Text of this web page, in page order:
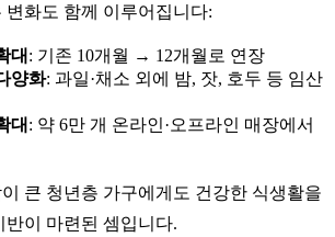
변화도 함께 이루어집니다:
대 : 기존 10개월 → 12개월로 연장
양화: 과일·채소 외에 밤, 잣, 호두 등 임산
대 : 약 6만 개 온라인·오프라인 매장에서
큰 청년층 가구에게도 건강한 식생활을
반이 마련된 셈입니다.